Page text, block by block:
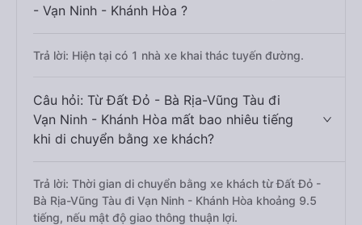
- Vạn Ninh - Khánh Hòa ?
Trả lời: Hiện tại có 1 nhà xe khai thác tuyến đường.
Câu hỏi: Từ Đất Đỏ - Bà Rịa-Vũng Tàu đi
Vạn Ninh - Khánh Hòa mất bao nhiêu tiếng
khi di chuyển bằng xe khách?
Trả lời: Thời gian di chuyển bằng xe khách từ Đất Đỏ -
Bà Rịa-Vũng Tàu đi Vạn Ninh - Khánh Hòa khoảng 9.5
tiếng, nếu mật độ giao thông thuận lợi.